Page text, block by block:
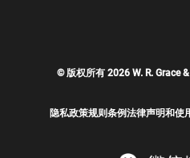
© 版权所有 2026 W. R. Grace
隐私政策规则条例法律声明和使